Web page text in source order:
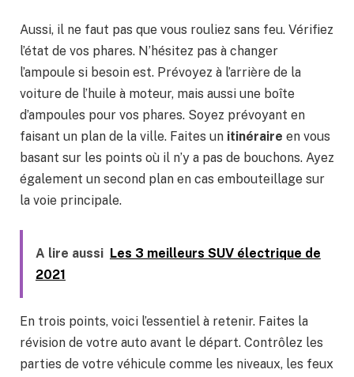
Aussi, il ne faut pas que vous rouliez sans feu. Vérifiez
l’état de vos phares. N’hésitez pas à changer
l’ampoule si besoin est. Prévoyez à l’arrière de la
voiture de l’huile à moteur, mais aussi une boîte
d’ampoules pour vos phares. Soyez prévoyant en
faisant un plan de la ville. Faites un itinéraire en vous
basant sur les points où il n’y a pas de bouchons. Ayez
également un second plan en cas embouteillage sur
la voie principale.
A lire aussi Les 3 meilleurs SUV électrique de
2021
En trois points, voici l’essentiel à retenir. Faites la
révision de votre auto avant le départ. Contrôlez les
parties de votre véhicule comme les niveaux, les feux